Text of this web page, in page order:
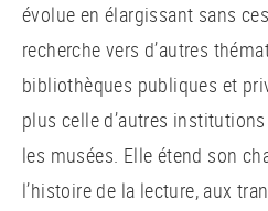
évolue en élargissant sans
recherche vers d’autres
bibliothèques publiques et
plus celle d’autres
les musées. Elle étend son
l’histoire de la lecture, aux